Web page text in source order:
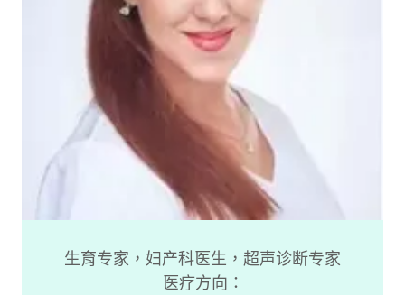
生育专家，妇产科医生，超声诊断专家
医疗方向：